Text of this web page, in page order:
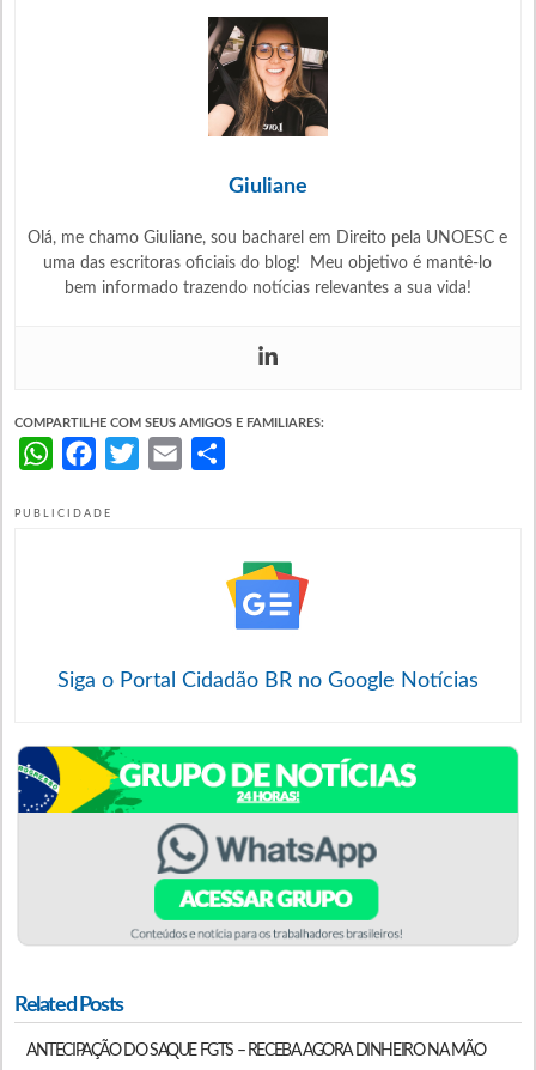
Giuliane
Olá, me chamo Giuliane, sou bacharel em Direito pela UNOESC e
uma das escritoras oficiais do blog! Meu objetivo é mantê-lo
bem informado trazendo notícias relevantes a sua vida!
COMPARTILHE COM SEUS AMIGOS E FAMILIARES:
WhatsAppFacebookTwitterEmail
PUBLICIDADE
Siga o Portal Cidadão BR no Google Notícias
Related Posts
ANTECIPAÇÃO DO SAQUE FGTS – RECEBA AGORA DINHEIRO NA MÃO